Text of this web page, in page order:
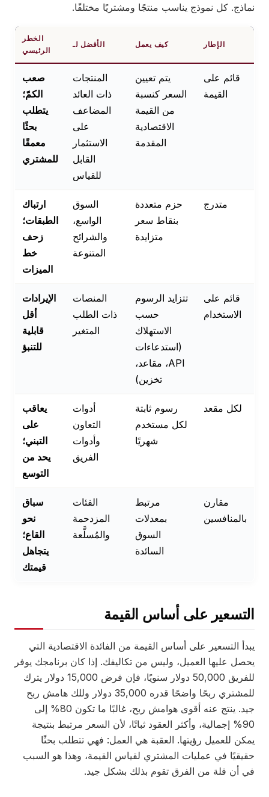
نماذج. كل نموذج يناسب منتجًا ومشتريًا مختلفًا.
الإطار كيف يعمل الأفضل لـ
الخطر
الرئيسي
قائم على
القيمة
يتم تعيين
السعر كنسبة
من القيمة
الاقتصادية
المقدمة
المنتجات
ذات العائد
المضاعف
على
الاستثمار
القابل
للقياس
صعب
الكمّ؛
يتطلب
بحثًا
معمقًا
للمشتري
متدرج
حزم متعددة
بنقاط سعر
متزايدة
السوق
الواسع،
والشرائح
المتنوعة
ارتباك
الطبقات؛
زحف
خط
الميزات
قائم على
الاستخدام
تتزايد الرسوم
حسب
الاستهلاك
(استدعاءات
API، مقاعد،
تخزين)
المنصات
ذات الطلب
المتغير
الإيرادات
أقل
قابلية
للتنبؤ
لكل مقعد
رسوم ثابتة
لكل مستخدم
شهريًا
أدوات
التعاون
وأدوات
الفريق
يعاقب
على
التبني؛
يحد من
التوسع
مقارن
بالمنافسين
مرتبط
بمعدلات
السوق
السائدة
الفئات
المزدحمة
والمُسلَّعة
سباق
نحو
القاع؛
يتجاهل
قيمتك
التسعير على أساس القيمة
يبدأ التسعير على أساس القيمة من الفائدة الاقتصادية التي
يحصل عليها العميل، وليس من تكاليفك. إذا كان برنامجك يوفر
للفريق 50,000 دولار سنويًا، فإن فرض 15,000 دولار يترك
للمشتري ربحًا واضحًا قدره 35,000 دولار وللك هامش ربح
جيد. ينتج عنه أقوى هوامش ربح، غالبًا ما تكون 80% إلى
90% إجمالية، وأكثر العقود ثباتًا، لأن السعر مرتبط بنتيجة
يمكن للعميل رؤيتها. العقبة هي العمل: فهي تتطلب بحثًا
حقيقيًا في عمليات المشتري لقياس القيمة، وهذا هو السبب
في أن قلة من الفرق تقوم بذلك بشكل جيد.